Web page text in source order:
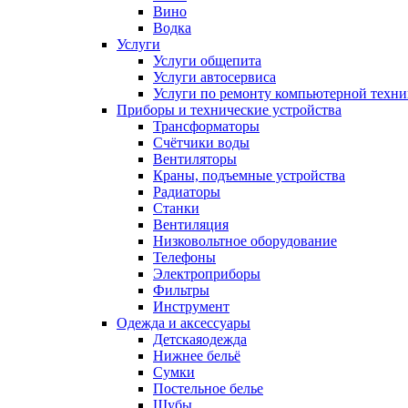
Вино
Водка
Услуги
Услуги общепита
Услуги автосервиса
Услуги по ремонту компьютерной
Приборы и технические устройства
Трансформаторы
Счётчики воды
Вентиляторы
Краны, подъемные устройства
Радиаторы
Станки
Вентиляция
Низковольтное оборудование
Телефоны
Электроприборы
Фильтры
Инструмент
Одежда и аксессуары
Детскаяодежда
Нижнее бельё
Сумки
Постельное белье
Шубы